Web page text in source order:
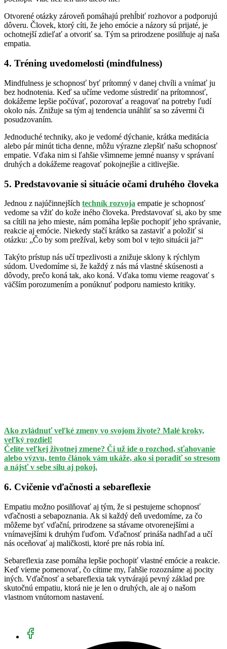
Otvorené otázky zároveň pomáhajú prehĺbiť rozhovor a podporujú
dôveru. Človek, ktorý cíti, že jeho emócie a názory sú prijaté, je
ochotnejší zdieľať a otvoriť sa. Tým sa prirodzene posilňuje aj naša
empatia.
4. Tréning uvedomelosti (mindfulness)
Mindfulness je schopnosť byť prítomný v danej chvíli a vnímať ju
bez hodnotenia. Keď sa učíme vedome sústrediť na prítomnosť,
dokážeme lepšie počúvať, pozorovať a reagovať na potreby ľudí
okolo nás. Znižuje sa tým aj tendencia unáhliť sa so závermi či
posudzovaním.
Jednoduché techniky, ako je vedomé dýchanie, krátka meditácia
alebo pár minút ticha denne, môžu výrazne zlepšiť našu schopnosť
empatie. Vďaka nim si ľahšie všimneme jemné nuansy v správaní
druhých a dokážeme reagovať pokojnejšie a citlivejšie.
5. Predstavovanie si situácie očami druhého človeka
Jednou z najúčinnejších techník rozvoja empatie je schopnosť
vedome sa vžiť do kože iného človeka. Predstavovať si, ako by sme
sa cítili na jeho mieste, nám pomáha lepšie pochopiť jeho správanie,
reakcie aj emócie. Niekedy stačí krátko sa zastaviť a položiť si
otázku: „Čo by som prežíval, keby som bol v tejto situácii ja?“
Takýto prístup nás učí trpezlivosti a znižuje sklony k rýchlym
súdom. Uvedomíme si, že každý z nás má vlastné skúsenosti a
dôvody, prečo koná tak, ako koná. Vďaka tomu vieme reagovať s
väčším porozumením a ponúknuť podporu namiesto kritiky.
Ako zvládnuť veľké zmeny vo svojom živote? Malé kroky,
veľký rozdiel!
Čelíte veľkej životnej zmene? Či už ide o rozchod, sťahovanie
alebo výzvu, tento článok vám ukáže, ako si poradiť so stresom
a nájsť v sebe silu aj pokoj.
6. Cvičenie vďačnosti a sebareflexie
Empatiu možno posilňovať aj tým, že si pestujeme schopnosť
vďačnosti a sebapoznania. Ak si každý deň uvedomíme, za čo
môžeme byť vďační, prirodzene sa stávame otvorenejšími a
vnímavejšími k druhým ľuďom. Vďačnosť prináša nadhľad a učí
nás oceňovať aj maličkosti, ktoré pre nás robia iní.
Sebareflexia zase pomáha lepšie pochopiť vlastné emócie a reakcie.
Keď vieme pomenovať, čo cítime my, ľahšie rozoznáme aj pocity
iných. Vďačnosť a sebareflexia tak vytvárajú pevný základ pre
skutočnú empatiu, ktorá nie je len o druhých, ale aj o našom
vlastnom vnútornom nastavení.